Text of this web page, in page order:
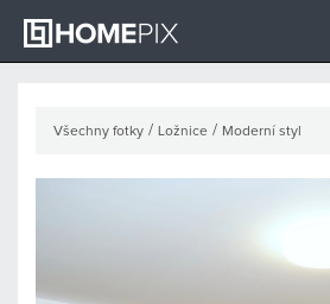
Všechny fotky / Ložnice / Moderní styl